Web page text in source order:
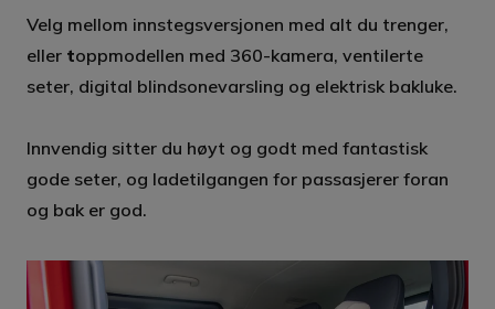
Velg mellom innstegsversjonen med alt du trenger,
eller toppmodellen med 360-kamera, ventilerte
seter, digital blindsonevarsling og elektrisk bakluke.
Innvendig sitter du høyt og godt med fantastisk
gode seter, og ladetilgangen for passasjerer foran
og bak er god.